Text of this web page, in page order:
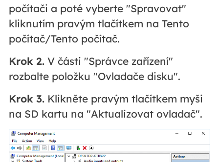
počítači a poté vyberte "Spravovat"
kliknutím pravým tlačítkem na Tento
počítač/Tento počítač.
Krok 2.V části "Správce zařízení"
rozbalte položku "Ovladače disku".
Krok 3.Klikněte pravým tlačítkem myši
na SD kartu na "Aktualizovat ovladač".